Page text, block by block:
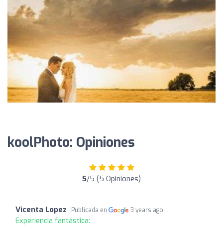
koolPhoto: Opiniones
5/5 (5 Opiniones)
Vicenta Lopez Publicada en 3 years ago
Experiencia fantástica: